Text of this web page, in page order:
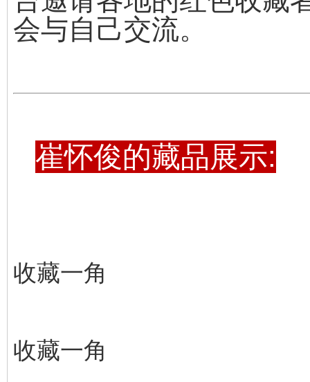
会与自己交流。
崔怀俊的藏品展示:
收藏一角
收藏一角